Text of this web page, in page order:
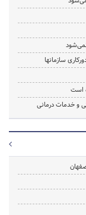
است
و خدمات درمانی